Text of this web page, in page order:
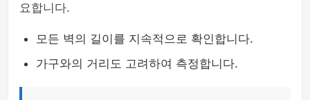
요합니다.
모든 벽의 길이를 지속적으로 확인합니다.
가구와의 거리도 고려하여 측정합니다.